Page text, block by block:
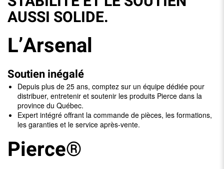
AUSSI SOLIDE.
L’Arsenal
Soutien inégalé
Depuis plus de 25 ans, comptez sur un équipe dédiée pour
distribuer, entretenir et soutenir les produits Pierce dans la
province du Québec.
Expert intégré offrant la commande de pièces, les formations,
les garanties et le service après-vente.
Pierce®